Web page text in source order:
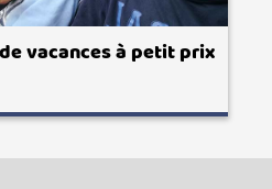
vacances à petit prix